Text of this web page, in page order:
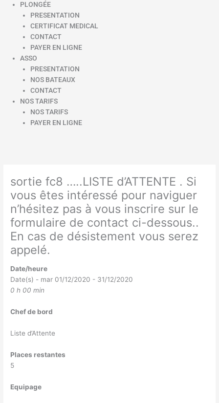
PLONGÉE
PRESENTATION
CERTIFICAT MEDICAL
CONTACT
PAYER EN LIGNE
ASSO
PRESENTATION
NOS BATEAUX
CONTACT
NOS TARIFS
NOS TARIFS
PAYER EN LIGNE
sortie fc8 …..LISTE d’ATTENTE . Si
vous êtes intéressé pour naviguer
n’hésitez pas à vous inscrire sur le
formulaire de contact ci-dessous..
En cas de désistement vous serez
appelé.
Date/heure
Date(s) - mar 01/12/2020 - 31/12/2020
0 h 00 min
Chef de bord
Liste d’Attente
Places restantes
5
Equipage